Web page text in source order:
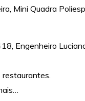
Mini Quadra
Engenheiro